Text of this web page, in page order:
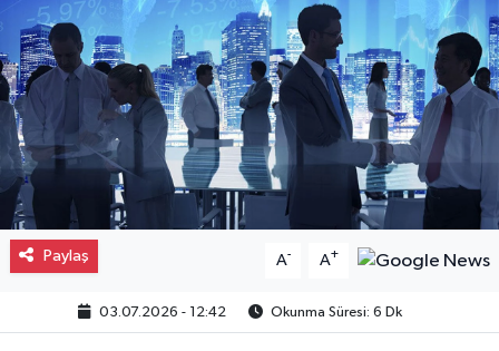
Paylaş A- A+
03.07.2026 - 12:42 Okunma Süresi: 6 Dk
Eğitim